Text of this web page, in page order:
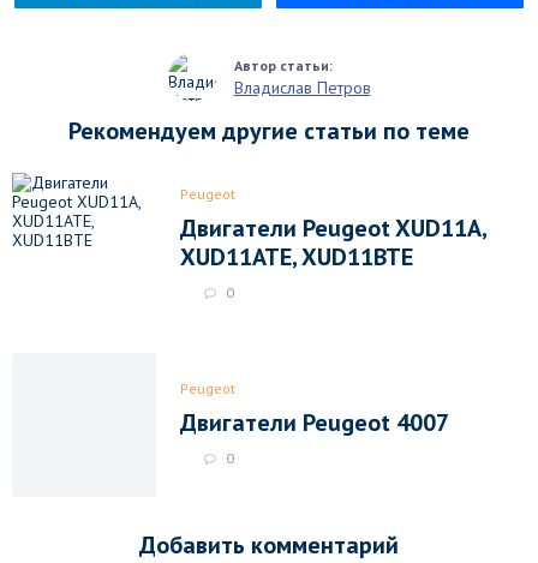
Владислав Петров
Рекомендуем другие статьи по теме
Peugeot
Двигатели Peugeot XUD11A,
XUD11ATE, XUD11BTE
0
Peugeot
Двигатели Peugeot 4007
0
Добавить комментарий